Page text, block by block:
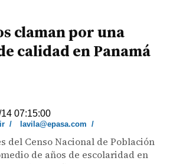
claman por una
calidad en Panamá
07:15:00
/ lavila@epasa.com /
del Censo Nacional de Población
de años de escolaridad en